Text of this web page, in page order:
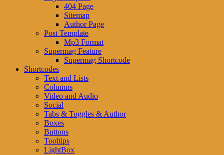
404 Page
Sitemap
Author Page
Post Template
Mp3 Format
Supermag Feature
Supermag Shortcode
Shortcodes
Text and Lists
Columns
Video and Audio
Social
Tabs & Toggles & Author
Boxes
Buttons
Tooltips
LightBox